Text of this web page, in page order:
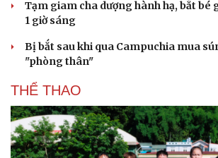
Tạm giam cha dượng hành hạ, bắt bé
1 giờ sáng
Bị bắt sau khi qua Campuchia mua
"phòng thân"
THỂ THAO